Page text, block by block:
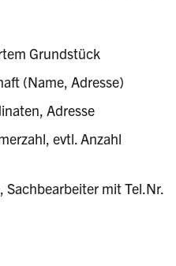
Grundstück
(Name, Adresse)
Adresse
evtl. Anzahl
Sachbearbeiter mit Tel.Nr.